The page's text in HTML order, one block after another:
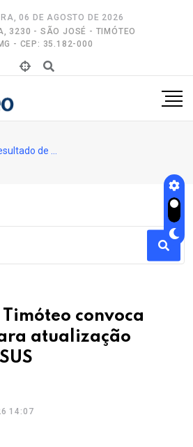
06 DE AGOSTO DE 2026
3230 - SÃO JOSÉ - TIMÓTEO
- CEP: 35.182-000
convoca
atualização
14:07